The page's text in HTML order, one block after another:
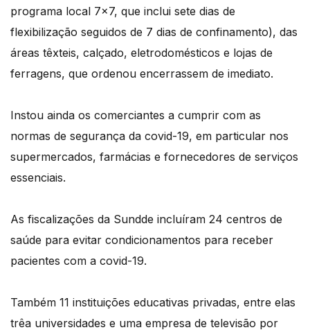
programa local 7×7, que inclui sete dias de
flexibilização seguidos de 7 dias de confinamento), das
áreas têxteis, calçado, eletrodomésticos e lojas de
ferragens, que ordenou encerrassem de imediato.
Instou ainda os comerciantes a cumprir com as
normas de segurança da covid-19, em particular nos
supermercados, farmácias e fornecedores de serviços
essenciais.
As fiscalizações da Sundde incluíram 24 centros de
saúde para evitar condicionamentos para receber
pacientes com a covid-19.
Também 11 instituições educativas privadas, entre elas
trêa universidades e uma empresa de televisão por